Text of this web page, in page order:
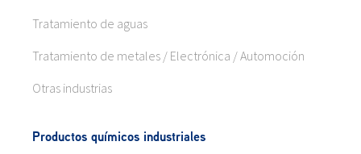
Tratamiento de aguas
Tratamiento de metales / Electrónica / Automoción
Otras industrias
Productos químicos industriales